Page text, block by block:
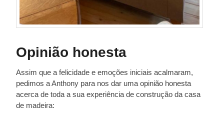
Opinião honesta
Assim que a felicidade e emoções iniciais acalmaram,
pedimos a Anthony para nos dar uma opinião honesta
acerca de toda a sua experiência de construção da casa
de madeira: